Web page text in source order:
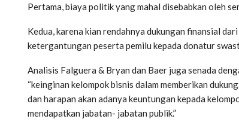
Pertama, biaya politik yang mahal disebabkan oleh
Kedua, karena kian rendahnya dukungan finansial
ketergantungan peserta pemilu kepada donatur
Analisis Falguera & Bryan dan Baer juga senada
“keinginan kelompok bisnis dalam memberikan
dan harapan akan adanya keuntungan kepada
mendapatkan jabatan- jabatan publik.”